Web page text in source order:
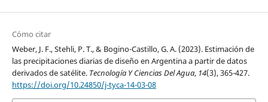
Cómo citar
Weber, J. F., Stehli, P. T., & Bogino-Castillo, G. A. (2023). Estimación de
las precipitaciones diarias de diseño en Argentina a partir de datos
derivados de satélite. Tecnología Y Ciencias Del Agua, 14(3), 365-427.
https://doi.org/10.24850/j-tyca-14-03-08